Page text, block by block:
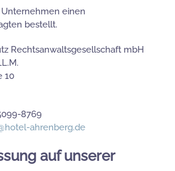
einen
bestellt.
Rechtsanwaltsgesellschaft mbH
10
8769
ahrenberg.de
auf unserer